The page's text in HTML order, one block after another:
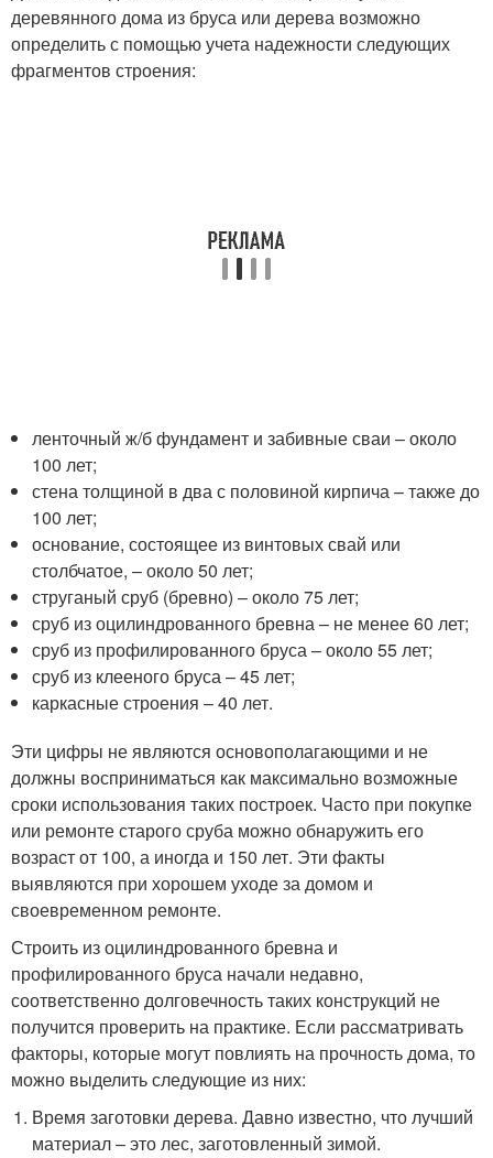
деревянного дома из бруса или дерева возможно
определить с помощью учета надежности следующих
фрагментов строения:
ленточный ж/б фундамент и забивные сваи – около
100 лет;
стена толщиной в два с половиной кирпича – также до
100 лет;
основание, состоящее из винтовых свай или
столбчатое, – около 50 лет;
струганый сруб (бревно) – около 75 лет;
сруб из оцилиндрованного бревна – не менее 60 лет;
сруб из профилированного бруса – около 55 лет;
сруб из клееного бруса – 45 лет;
каркасные строения – 40 лет.
Эти цифры не являются основополагающими и не
должны восприниматься как максимально возможные
сроки использования таких построек. Часто при покупке
или ремонте старого сруба можно обнаружить его
возраст от 100, а иногда и 150 лет. Эти факты
выявляются при хорошем уходе за домом и
своевременном ремонте.
Строить из оцилиндрованного бревна и
профилированного бруса начали недавно,
соответственно долговечность таких конструкций не
получится проверить на практике. Если рассматривать
факторы, которые могут повлиять на прочность дома, то
можно выделить следующие из них:
Время заготовки дерева. Давно известно, что лучший
материал – это лес, заготовленный зимой.